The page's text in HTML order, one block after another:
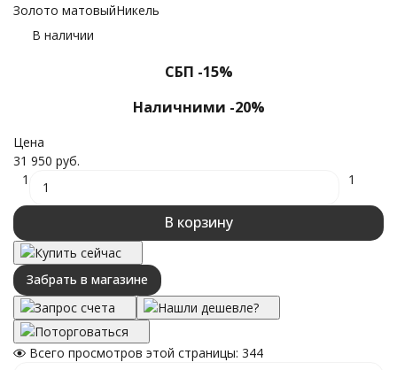
Золото матовыйНикель
В наличии
СБП -15%
Наличними -20%
Цена
31 950 руб.
1
1
В корзину
Купить сейчас
Забрать в магазине
Запрос счета
Нашли дешевле?
Поторговаться
Всего просмотров этой страницы: 344